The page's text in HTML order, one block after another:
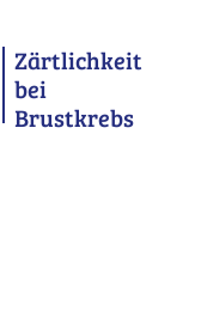
Zärtlichkeit
bei
Brustkrebs